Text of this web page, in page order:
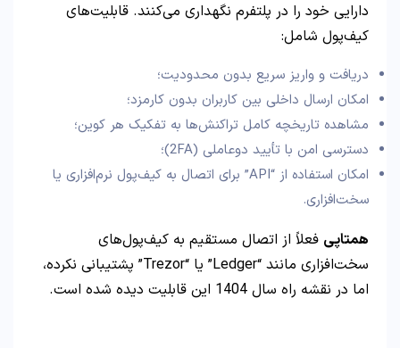
دارایی خود را در پلتفرم نگهداری می‌کنند. قابلیت‌های
کیف‌پول شامل:
دریافت و واریز سریع بدون محدودیت؛
امکان ارسال داخلی بین کاربران بدون کارمزد؛
مشاهده تاریخچه کامل تراکنش‌ها به تفکیک هر کوین؛
دسترسی امن با تأیید دوعاملی (2FA)؛
امکان استفاده از “API” برای اتصال به کیف‌پول نرم‌افزاری یا
سخت‌افزاری.
همتاپی فعلاً از اتصال مستقیم به کیف‌پول‌های
سخت‌افزاری مانند “Ledger” یا “Trezor” پشتیبانی نکرده،
اما در نقشه راه سال 1404 این قابلیت دیده شده است.